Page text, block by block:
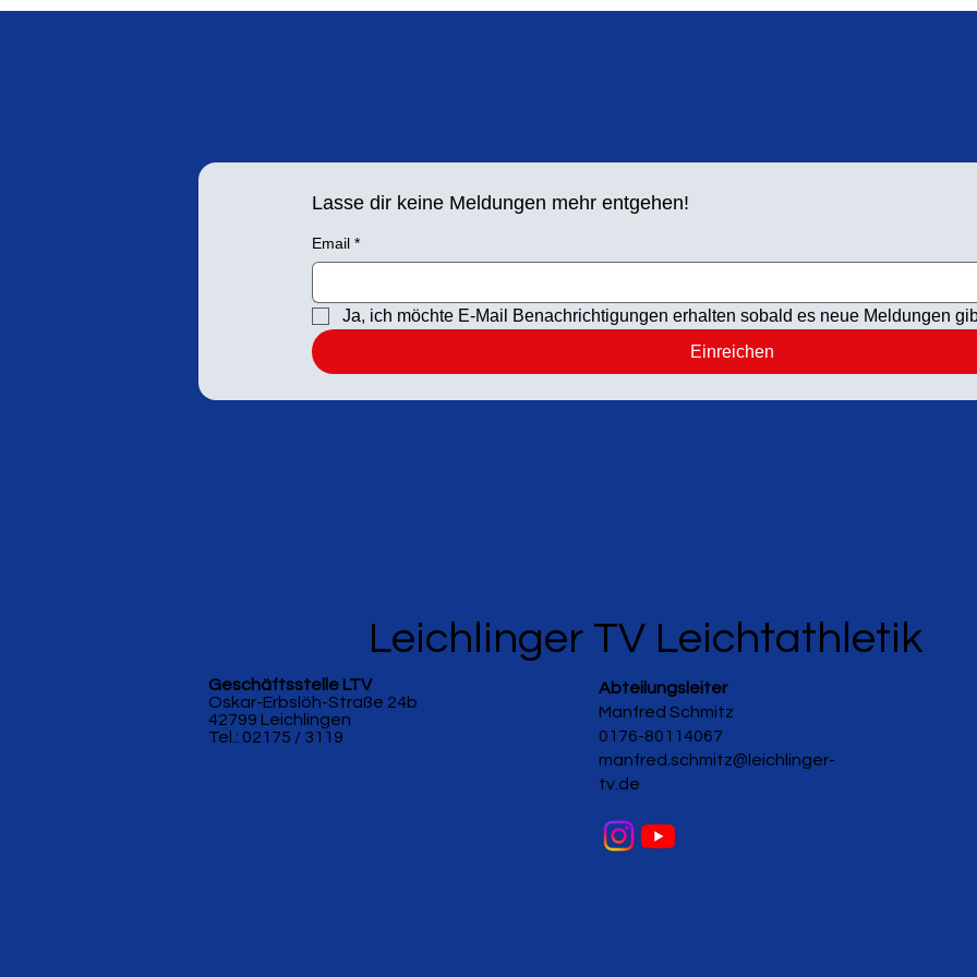
Lasse dir keine Meldungen mehr entgehen!
Email *
Ja, ich möchte E-Mail Benachrichtigungen erhalten sobald es neue Meldungen
Einreichen
Geschäftsstelle LTV
Oskar-Erbslöh-Straße 24b
42799 Leichlingen
Tel.: 02175 / 3119
Abteilungsleiter
Manfred Schmitz
0176-80114067
manfred.schmitz@leichlinger-
tv.de
Leichlinger TV Leichtathletik